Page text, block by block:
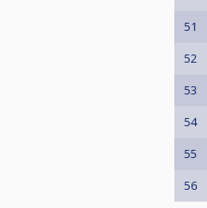
51
52
53
54
55
56